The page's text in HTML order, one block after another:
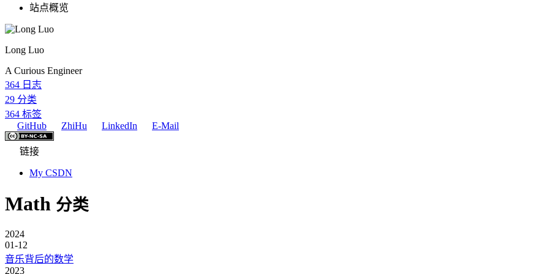
站点概览
Long Luo
A Curious Engineer
364 日志
29 分类
364 标签
GitHub
ZhiHu LinkedIn E-Mail
链接
My CSDN
Math 分类
2024
01-12
音乐背后的数学
2023